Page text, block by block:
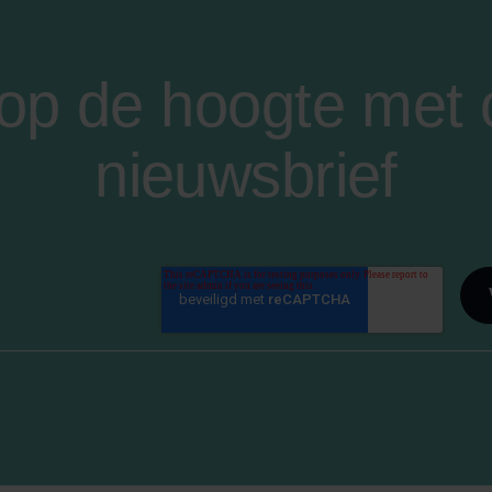
de hoogte met
nieuwsbrief